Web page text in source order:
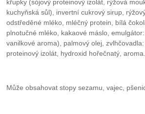
křupky (sójový proteinový izolát, rýžová
kuchyňská sůl), invertní cukrový sirup,
odstředěné mléko, mléčný protein, bílá
plnotučné mléko, kakaové máslo,
vanilkové aroma), palmový olej,
proteinový izolát, hydroxid hořečnatý, aroma.
Může obsahovat stopy sezamu, vajec,